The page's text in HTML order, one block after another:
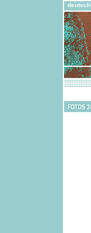
deutsch
2007
Fotos
2007